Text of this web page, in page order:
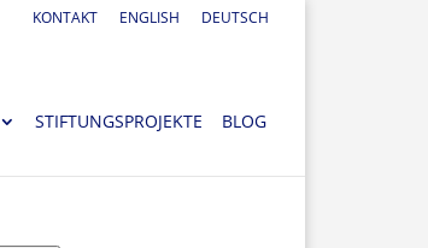
KONTAKT ENGLISH DEUTSCH
STIFTUNGSPROJEKTE BLOG